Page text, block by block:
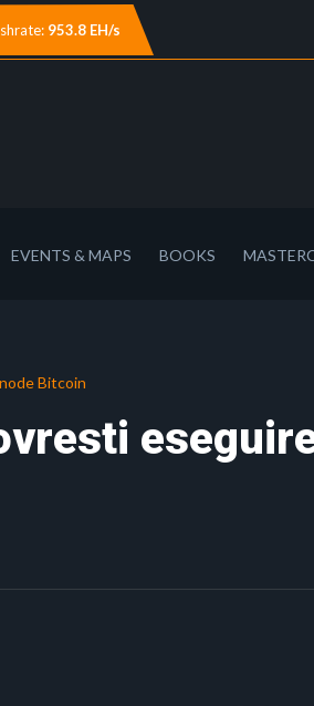
953.8 EH/s
EVENTS & MAPS BOOKS
Bitcoin